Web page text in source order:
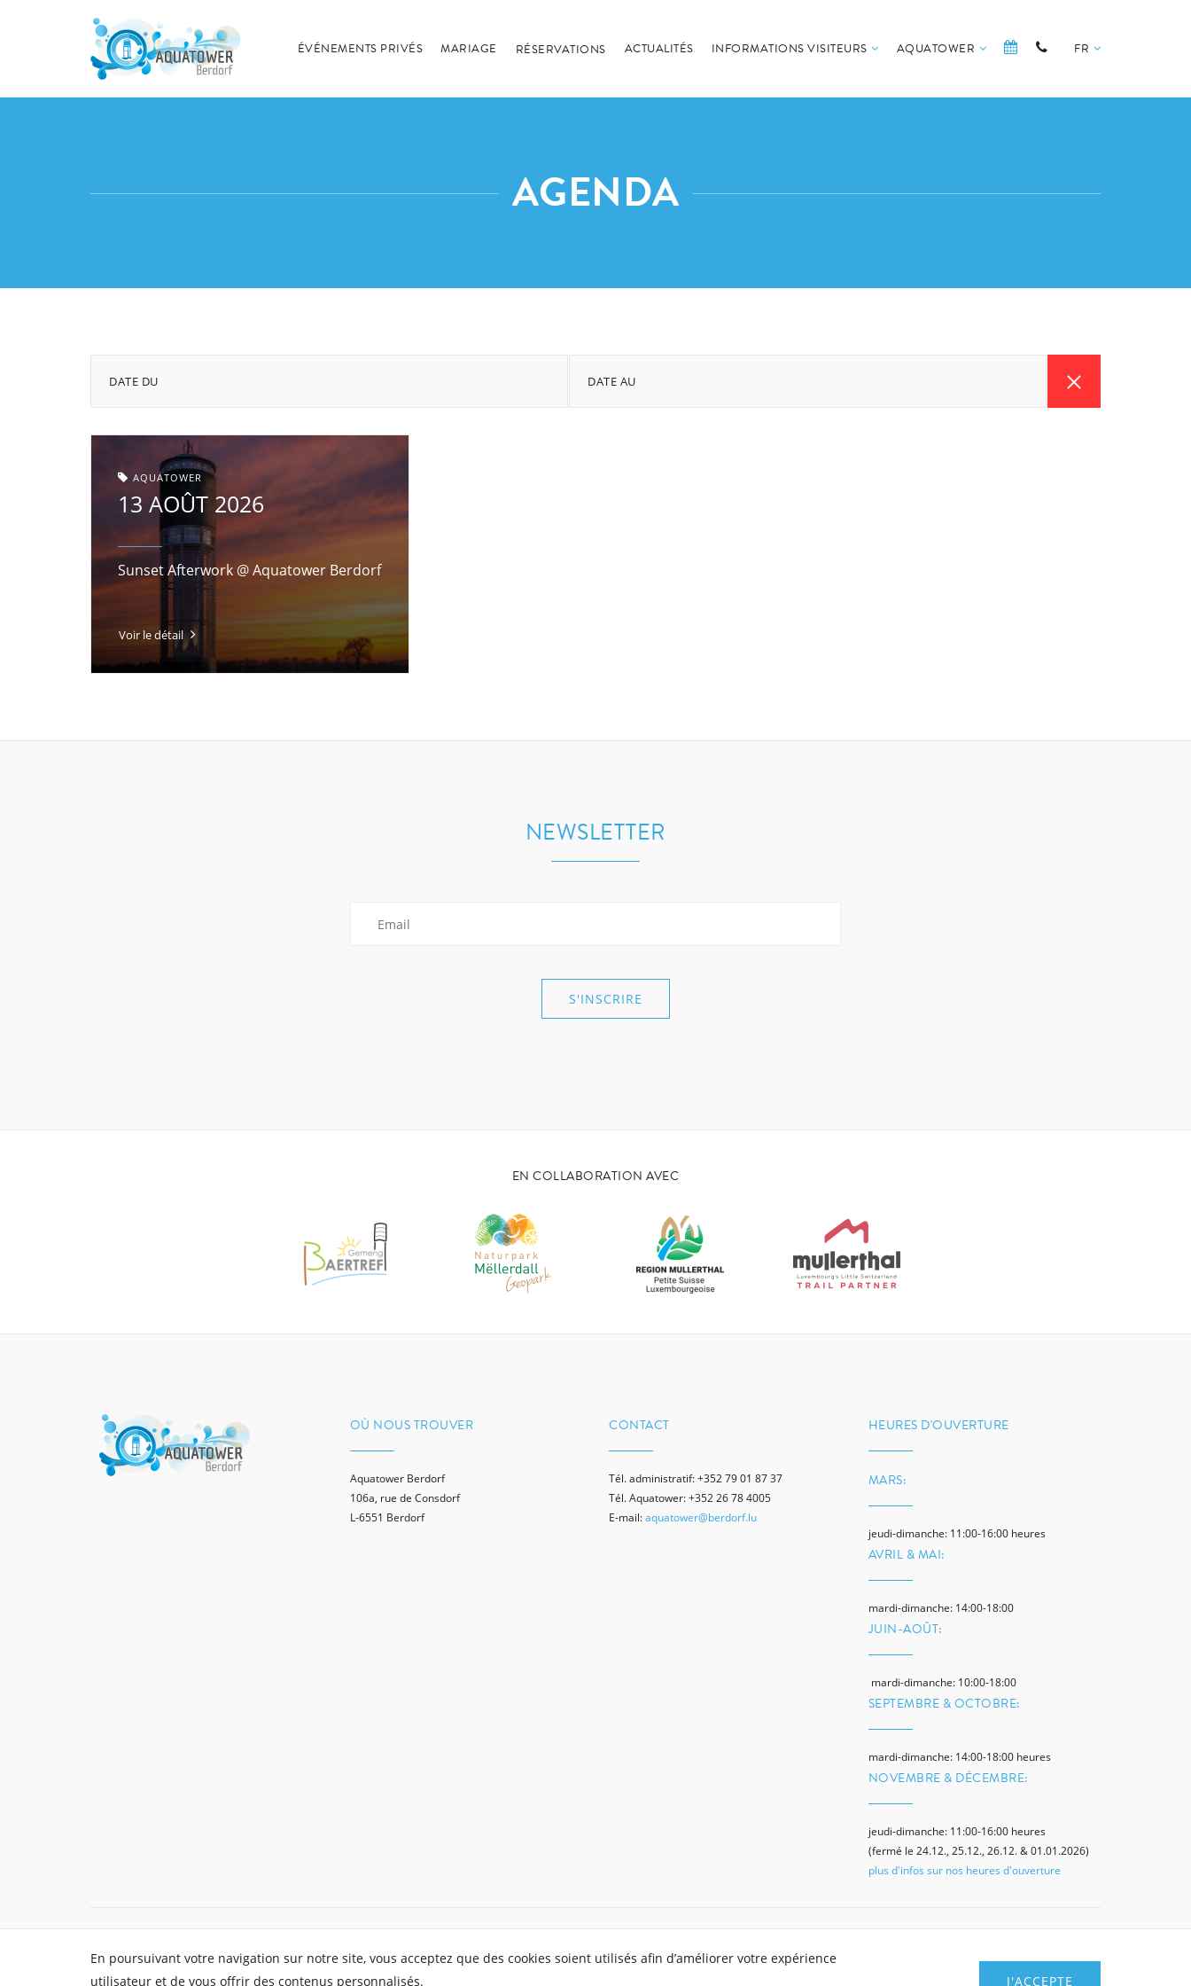
FR
ÉVÉNEMENTS PRIVÉS MARIAGE RÉSERVATIONS ACTUALITÉS INFORMATIONS VISITEURS AQUATOWER
AGENDA
AQUATOWER
13 AOÛT 2026
Sunset Afterwork @ Aquatower Berdorf
Voir le détail
NEWSLETTER
EN COLLABORATION AVEC
OÙ NOUS TROUVER
Aquatower Berdorf
106a, rue de Consdorf
L-6551 Berdorf
CONTACT
Tél. administratif: +352 79 01 87 37
Tél. Aquatower: +352 26 78 4005
E-mail:aquatower@berdorf.lu
HEURES D'OUVERTURE
MARS:
jeudi-dimanche: 11:00-16:00 heures
AVRIL & MAI:
mardi-dimanche: 14:00-18:00
JUIN-AOÛT:
mardi-dimanche: 10:00-18:00
SEPTEMBRE & OCTOBRE:
mardi-dimanche: 14:00-18:00 heures
NOVEMBRE & DÉCEMBRE:
jeudi-dimanche: 11:00-16:00 heures
(fermé le 24.12., 25.12., 26.12. & 01.01.2026)
plus d'infos sur nos heures d'ouverture
En poursuivant votre navigation sur notre site, vous acceptez que des cookies soient utilisés afin d’améliorer votre expérience
utilisateur et de vous offrir des contenus personnalisés.
J'ACCEPTE